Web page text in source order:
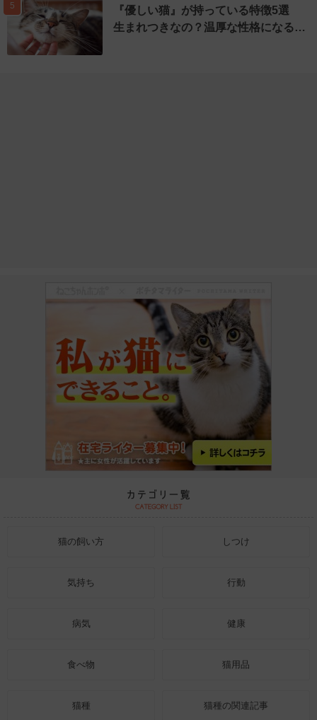
5
『優しい猫』が持っている特徴5選
生まれつきなの？温厚な性格になる…
猫の飼い方 しつけ
気持ち 行動
病気 健康
食べ物 猫用品
猫種 猫種の関連記事